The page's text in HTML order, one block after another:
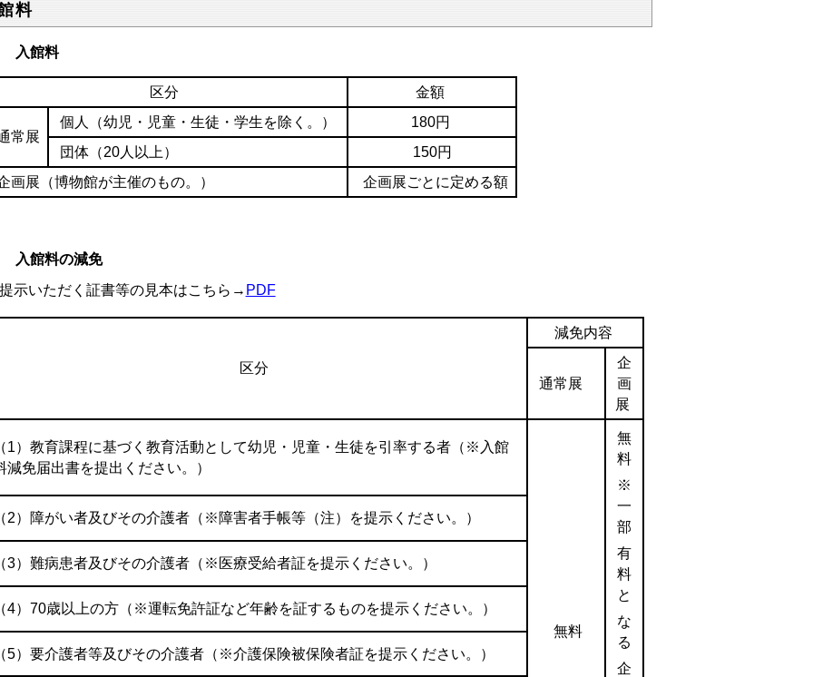
料
入館料
区分 金額
常展
個人（幼児・児童・生徒・学生を除く。）
180円
団体（20人以上）
150円
画展（博物館が主催のもの。）
企画展ごとに定める額
入館料の減免
示いただく証書等の見本はこちら→ PDF
区分
減免内容
通常展
企
画
展
（1）教育課程に基づく教育活動として幼児・児童・生徒を引率する者（※入館
減免届出書を提出ください。）
無料
無
料
※
一
部
有
料
と
な
る
企
（2）障がい者及びその介護者（※障害者手帳等（注）を提示ください。）
（3）難病患者及びその介護者（※医療受給者証を提示ください。）
（4）70歳以上の方（※運転免許証など年齢を証するものを提示ください。）
（5）要介護者等及びその介護者（※介護保険被保険者証を提示ください。）